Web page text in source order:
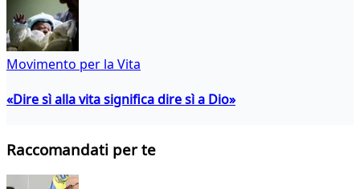
Movimento per la Vita
«Dire sì alla vita significa dire sì a Dio»
Raccomandati per te